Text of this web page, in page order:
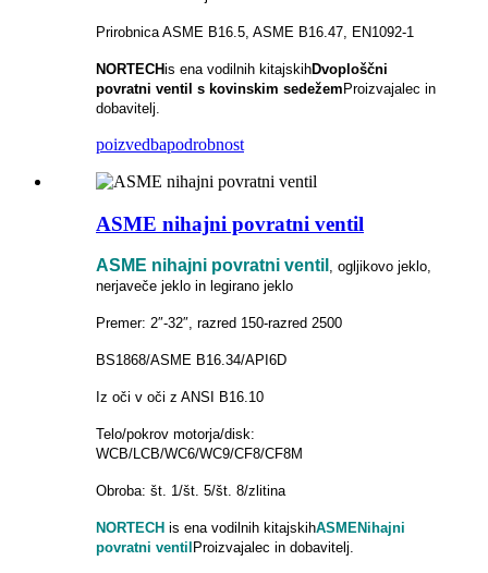
Prirobnica ASME B16.5, ASME B16.47, EN1092-1
NORTECHis ena vodilnih kitajskihDvoploščni
povratni ventil s kovinskim sedežem Proizvajalec in
dobavitelj.
poizvedbapodrobnost
ASME nihajni povratni ventil
ASME nihajni povratni ventil , ogljikovo jeklo,
nerjaveče jeklo in legirano jeklo
Premer: 2″-32″, razred 150-razred 2500
BS1868/ASME B16.34/API6D
Iz oči v oči z ANSI B16.10
Telo/pokrov motorja/disk:
WCB/LCB/WC6/WC9/CF8/CF8M
Obroba: št. 1/št. 5/št. 8/zlitina
NORTECH is ena vodilnih kitajskihASMENihajni
povratni ventil Proizvajalec in dobavitelj.